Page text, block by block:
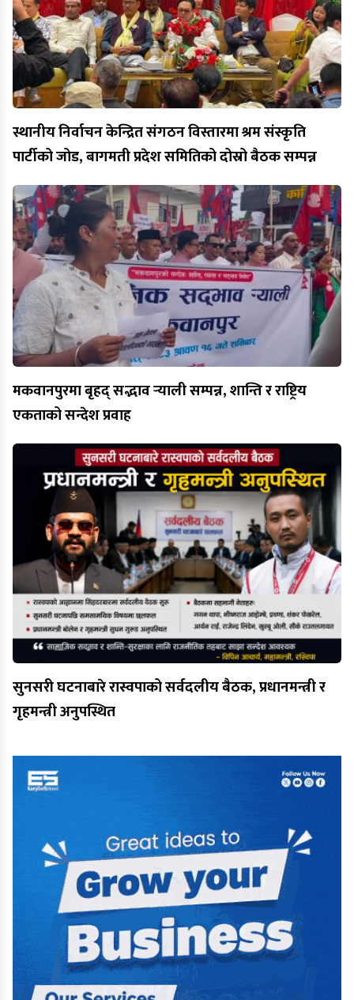
स्थानीय निर्वाचन केन्द्रित संगठन विस्तारमा श्रम संस्कृति
पार्टीको जोड, बागमती प्रदेश समितिको दोस्रो बैठक सम्पन्न
मकवानपुरमा बृहद् सद्भाव र्‍याली सम्पन्न, शान्ति र राष्ट्रिय
एकताको सन्देश प्रवाह
सुनसरी घटनाबारे रास्वपाको सर्वदलीय बैठक, प्रधानमन्त्री र
गृहमन्त्री अनुपस्थित